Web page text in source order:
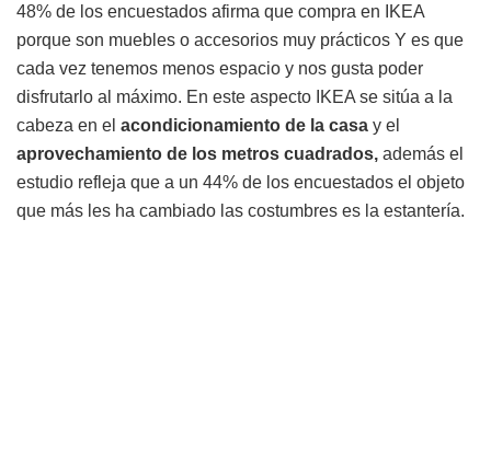
48% de los encuestados afirma que compra en IKEA
porque son muebles o accesorios muy prácticos Y es que
cada vez tenemos menos espacio y nos gusta poder
disfrutarlo al máximo. En este aspecto IKEA se sitúa a la
cabeza en el acondicionamiento de la casa y el
aprovechamiento de los metros cuadrados, además el
estudio refleja que a un 44% de los encuestados el objeto
que más les ha cambiado las costumbres es la estantería.